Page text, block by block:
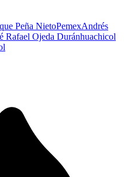
Peña NietoPemexAndrés
Rafael Ojeda Duránhuachicol